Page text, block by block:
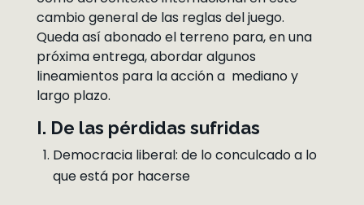
cambio general de las reglas del juego.
Queda así abonado el terreno para, en una
próxima entrega, abordar algunos
lineamientos para la acción a mediano y
largo plazo.
I. De las pérdidas sufridas
Democracia liberal: de lo conculcado a lo
que está por hacerse